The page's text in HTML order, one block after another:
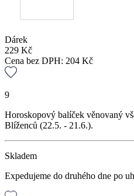
Dárek
229 Kč
Cena bez DPH: 204 Kč
9
Horoskopový balíček věnovaný
Blíženců (22.5. - 21.6.).
Skladem
Expedujeme do druhého dne po